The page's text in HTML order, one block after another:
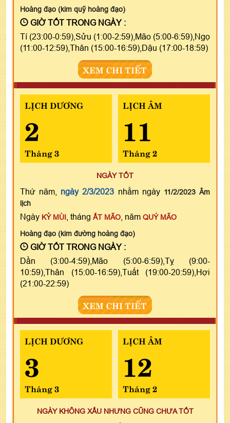
Hoàng đạo (kim quỹ hoàng đạo)
GIỜ TỐT TRONG NGÀY :
Tí (23:00-0:59),Sửu (1:00-2:59),Mão (5:00-6:59),Ngọ
(11:00-12:59),Thân (15:00-16:59),Dậu (17:00-18:59)
XEM CHI TIẾT
LỊCH DƯƠNG
2
Tháng 3
LỊCH ÂM
11
Tháng 2
NGÀY TỐT
Thứ năm, ngày 2/3/2023 nhằm ngày 11/2/2023 Âm
lịch
Ngày KỶ MÙI , tháng ẤT MÃO , năm QUÝ MÃO
Hoàng đạo (kim đường hoàng đạo)
GIỜ TỐT TRONG NGÀY :
Dần (3:00-4:59),Mão (5:00-6:59),Tỵ (9:00-
10:59),Thân (15:00-16:59),Tuất (19:00-20:59),Hợi
(21:00-22:59)
XEM CHI TIẾT
LỊCH DƯƠNG
3
Tháng 3
LỊCH ÂM
12
Tháng 2
NGÀY KHÔNG XẤU NHƯNG CŨNG CHƯA TỐT